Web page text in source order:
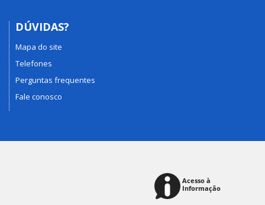
DÚVIDAS?
Mapa do site
Telefones
Perguntas frequentes
Fale conosco